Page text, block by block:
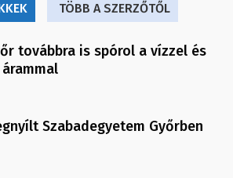
TÖBB A SZERZŐTŐL
továbbra is spórol a vízzel és
árammal
Szabadegyetem Győrben